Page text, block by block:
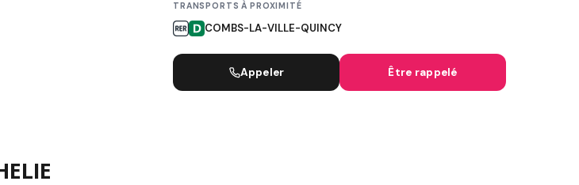
LIGNES SNCF
TRANSPORTS À PROXIMITÉ
COMBS-LA-VILLE-QUINCY
Appeler Être rappelé